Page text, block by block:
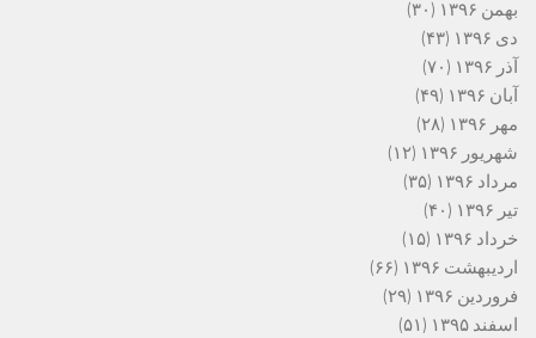
بهمن ۱۳۹۶
(۳۰)
دی ۱۳۹۶
(۴۳)
آذر ۱۳۹۶
(۷۰)
آبان ۱۳۹۶
(۴۹)
مهر ۱۳۹۶
(۲۸)
شهریور ۱۳۹۶
(۱۲)
مرداد ۱۳۹۶
(۳۵)
تیر ۱۳۹۶
(۴۰)
خرداد ۱۳۹۶
(۱۵)
اردیبهشت ۱۳۹۶
(۶۶)
فروردین ۱۳۹۶
(۲۹)
اسفند ۱۳۹۵
(۵۱)